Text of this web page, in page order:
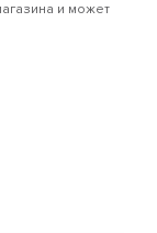
и может